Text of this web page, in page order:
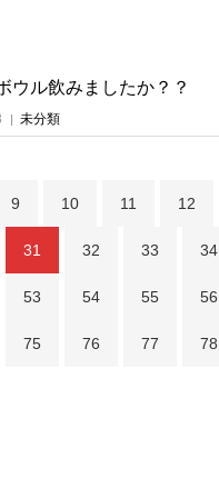
ウル飲みましたか？？
未分類
9 10 11 12
31 32 33 34
53 54 55 56
75 76 77 78